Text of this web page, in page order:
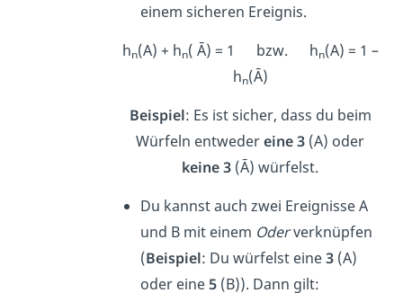
einem sicheren Ereignis.
hn(A) + hn( Ā) = 1 bzw. hn(A) = 1 –
hn(Ā)
Beispiel: Es ist sicher, dass du beim
Würfeln entwedereine 3 (A) oder
keine 3 (Ā) würfelst.
Du kannst auch zwei Ereignisse A
und B mit einem Oderverknüpfen
(Beispiel: Du würfelst eine3 (A)
oder eine5 (B)). Dann gilt: